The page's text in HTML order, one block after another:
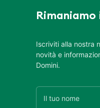
Iscriviti alla nostra
novità e
Domini.